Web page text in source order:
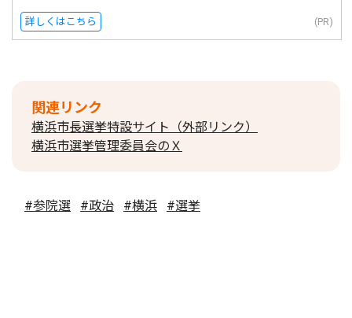
詳しくはこちら (PR)
関連リンク
横浜市長選挙特設サイト（外部リンク）
横浜市選挙管理委員会のＸ
#参院選 #政治 #横浜 #選挙